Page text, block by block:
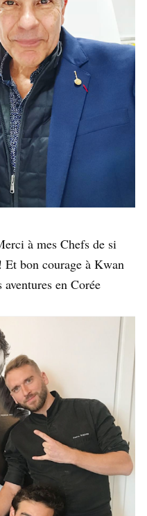
à mes Chefs de si
Et bon courage à Kwan
en Corée